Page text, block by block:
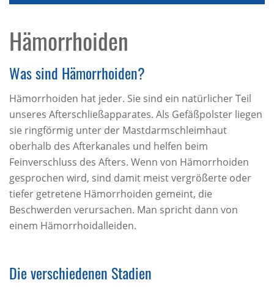
Hämorrhoiden
Was sind Hämorrhoiden?
Hämorrhoiden hat jeder. Sie sind ein natürlicher Teil
unseres Afterschließapparates. Als Gefäßpolster liegen
sie ringförmig unter der Mastdarmschleimhaut
oberhalb des Afterkanales und helfen beim
Feinverschluss des Afters. Wenn von Hämorrhoiden
gesprochen wird, sind damit meist vergrößerte oder
tiefer getretene Hämorrhoiden gemeint, die
Beschwerden verursachen. Man spricht dann von
einem Hämorrhoidalleiden.
Die verschiedenen Stadien